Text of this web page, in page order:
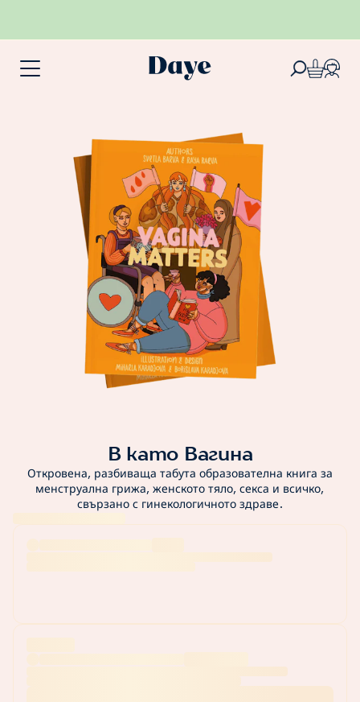
В като Вагина
Откровена, разбиваща табута образователна книга за
менструална грижа, женското тяло, секса и всичко,
свързано с гинекологичното здраве.